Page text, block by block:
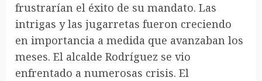
frustrarían el éxito de su mandato. Las
intrigas y las jugarretas fueron creciendo
en importancia a medida que avanzaban los
meses. El alcalde Rodríguez se vio
enfrentado a numerosas crisis. El